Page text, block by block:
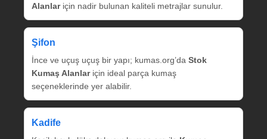
Alanlariçin nadir bulunan kaliteli metrajlar sunulur.
Şifon
İnce ve uçuş uçuş bir yapı; kumas.org’da Stok
Kumaş Alanlariçin ideal parça kumaş
seçeneklerinde yer alabilir.
Kadife